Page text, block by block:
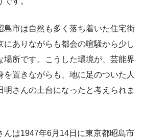
島市は自然も多く落ち着いた住宅街
にありながらも都会の喧騒から少し
場所です。こうした環境が、芸能界
を置きながらも、地に足のついた人
明さんの土台になったと考えられま
んは1947年6月14日に東京都昭島市